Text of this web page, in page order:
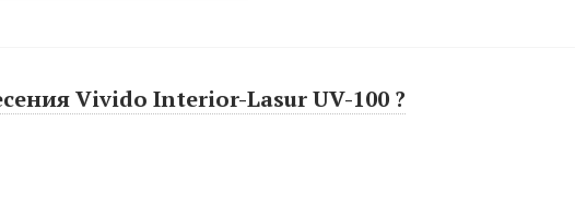
Vivido Interior-Lasur UV-100 ?